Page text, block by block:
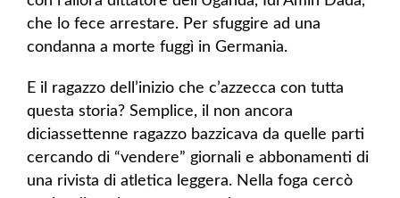
che lo fece arrestare. Per sfuggire ad una
condanna a morte fuggì in Germania.
E il ragazzo dell’inizio che c’azzecca con tutta
questa storia? Semplice, il non ancora
diciassettenne ragazzo bazzicava da quelle parti
cercando di “vendere” giornali e abbonamenti di
una rivista di atletica leggera. Nella foga cercò